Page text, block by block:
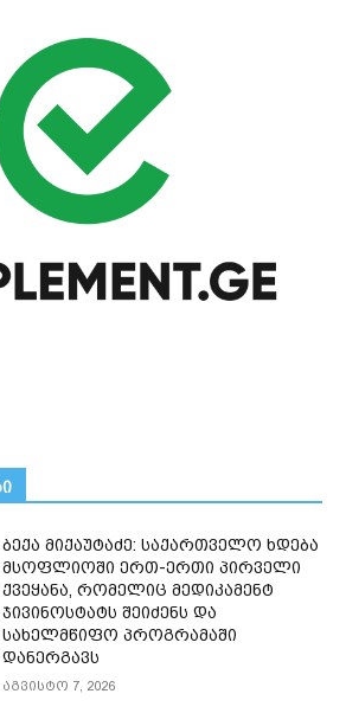
ბექა მიქაუტაძე: საქართველო ხდება
მსოფლიოში ერთ-ერთი პირველი
ქვეყანა, რომელიც მედიკამენტ
ჯივინოსტატს შეიძენს და
სახელმწიფო პროგრამაში
დანერგავს
აგვისტო 7, 2026